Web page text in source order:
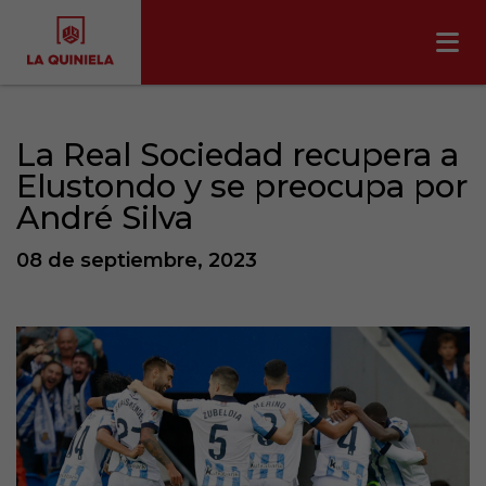
La Real Sociedad recupera a
Elustondo y se preocupa por
André Silva
08 de septiembre, 2023